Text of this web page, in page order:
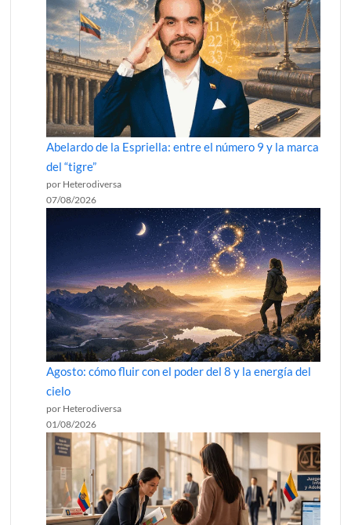
Abelardo de la Espriella: entre el número 9 y la marca
del “tigre”
por Heterodiversa
07/08/2026
Agosto: cómo fluir con el poder del 8 y la energía del
cielo
por Heterodiversa
01/08/2026